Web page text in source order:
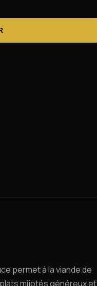
permet à la viande de
mijotés généreux et